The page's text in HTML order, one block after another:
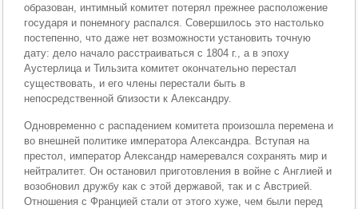
образован, интимный комитет потерял прежнее расположение
государя и понемногу распался. Совершилось это настолько
постепенно, что даже нет возможности установить точную
дату: дело начало расстраиваться с 1804 г., а в эпоху
Аустерлица и Тильзита комитет окончательно перестал
существовать, и его члены перестали быть в
непосредственной близости к Александру.
Одновременно с распадением комитета произошла перемена и
во внешней политике императора Александра. Вступая на
престол, император Александр намеревался сохранять мир и
нейтралитет. Он остановил приготовления в войне с Англией и
возобновил дружбу как с этой державой, так и с Австрией.
Отношения с Францией стали от этого хуже, чем были перед